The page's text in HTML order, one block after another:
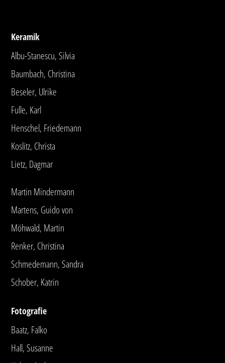
Keramik
Albu-Stanescu, Silvia
Baumbach, Christina
Beseler, Ulrike
Fulle, Karl
Henschel, Friedemann
Koslitz, Christa
Lietz, Dagmar
Martin Mindermann
Martens, Guido von
Möhwald, Martin
Renker, Christina
Schmedemann, Sandra
Schober, Katrin
Fotografie
Baatz, Falko
Hall, Susanne